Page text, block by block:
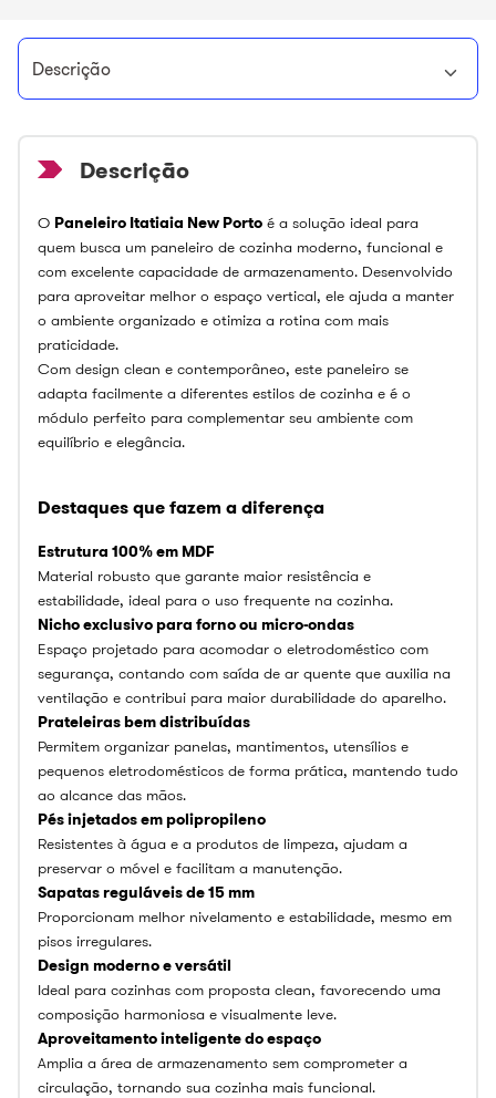
Descrição
O Paneleiro Itatiaia New Porto é a solução ideal para
quem busca um paneleiro de cozinha moderno, funcional e
com excelente capacidade de armazenamento. Desenvolvido
para aproveitar melhor o espaço vertical, ele ajuda a manter
o ambiente organizado e otimiza a rotina com mais
praticidade.
Com design clean e contemporâneo, este paneleiro se
adapta facilmente a diferentes estilos de cozinha e é o
módulo perfeito para complementar seu ambiente com
equilíbrio e elegância.
Destaques que fazem a diferença
Estrutura 100% em MDF
Material robusto que garante maior resistência e
estabilidade, ideal para o uso frequente na cozinha.
Nicho exclusivo para forno ou micro-ondas
Espaço projetado para acomodar o eletrodoméstico com
segurança, contando com saída de ar quente que auxilia na
ventilação e contribui para maior durabilidade do aparelho.
Prateleiras bem distribuídas
Permitem organizar panelas, mantimentos, utensílios e
pequenos eletrodomésticos de forma prática, mantendo tudo
ao alcance das mãos.
Pés injetados em polipropileno
Resistentes à água e a produtos de limpeza, ajudam a
preservar o móvel e facilitam a manutenção.
Sapatas reguláveis de 15 mm
Proporcionam melhor nivelamento e estabilidade, mesmo em
pisos irregulares.
Design moderno e versátil
Ideal para cozinhas com proposta clean, favorecendo uma
composição harmoniosa e visualmente leve.
Aproveitamento inteligente do espaço
Amplia a área de armazenamento sem comprometer a
circulação, tornando sua cozinha mais funcional.